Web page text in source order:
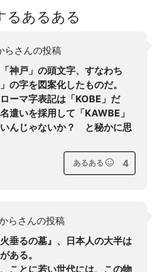
るあるある
らさんの投稿
神戸」の頭文字、すなわち
の字を図案化したものだ。
ーマ字表記は「KOBE」だ
遣いを採用して「KAWBE」
んじゃないか？ と秘かに思
あるある 4
らさんの投稿
垂るの墓』、日本人の大半は
ある。
ことに若い世代には、この物